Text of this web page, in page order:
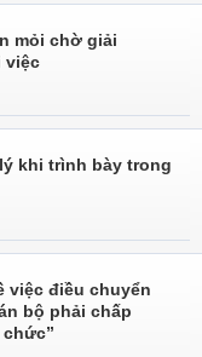
mỏi chờ giải
việc
khi trình bày trong
việc điều chuyển
bộ phải chấp